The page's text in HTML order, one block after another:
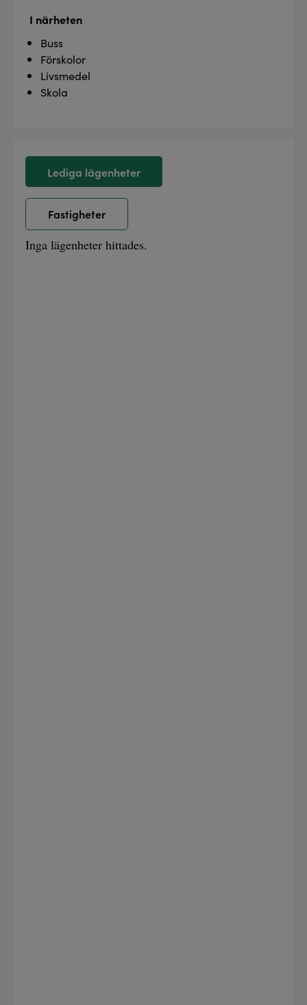
I närheten
Buss
Förskolor
Livsmedel
Skola
Lediga lägenheter
Fastigheter
Inga lägenheter hittades.